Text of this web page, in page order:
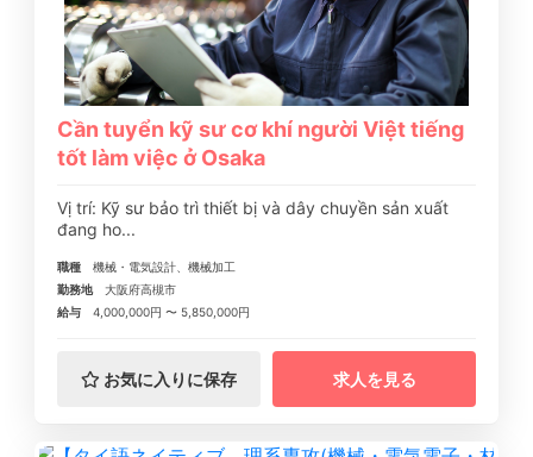
Cần tuyển kỹ sư cơ khí người Việt tiếng
tốt làm việc ở Osaka
Vị trí: Kỹ sư bảo trì thiết bị và dây chuyền sản xuất
đang ho...
職種
機械・電気設計、機械加工
勤務地
大阪府高槻市
給与
4,000,000円 〜 5,850,000円
お気に入りに保存 求人を見る